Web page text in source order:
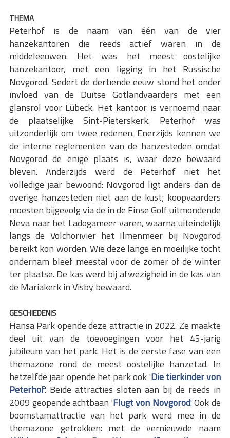
THEMA
Peterhof is de naam van één van de vier
hanzekantoren die reeds actief waren in de
middeleeuwen. Het was het meest oostelijke
hanzekantoor, met een ligging in het Russische
Novgorod. Sedert de dertiende eeuw stond het onder
invloed van de Duitse Gotlandvaarders met een
glansrol voor Lübeck. Het kantoor is vernoemd naar
de plaatselijke Sint-Pieterskerk. Peterhof was
uitzonderlijk om twee redenen. Enerzijds kennen we
de interne reglementen van de hanzesteden omdat
Novgorod de enige plaats is, waar deze bewaard
bleven. Anderzijds werd de Peterhof niet het
volledige jaar bewoond: Novgorod ligt anders dan de
overige hanzesteden niet aan de kust; koopvaarders
moesten bijgevolg via de in de Finse Golf uitmondende
Neva naar het Ladogameer varen, waarna uiteindelijk
langs de Volchorivier het Ilmenmeer bij Novgorod
bereikt kon worden. Wie deze lange en moeilijke tocht
ondernam bleef meestal voor de zomer of de winter
ter plaatse. De kas werd bij afwezigheid in de kas van
de Mariakerk in Visby bewaard.
GESCHIEDENIS
Hansa Park opende deze attractie in 2022. Ze maakte
deel uit van de toevoegingen voor het 45-jarig
jubileum van het park. Het is de eerste fase van een
themazone rond de meest oostelijke hanzetad. In
hetzelfde jaar opende het park ook 'Die tierkinder von
Peterhof'. Beide attracties sloten aan bij de reeds in
2009 geopende achtbaan 'Flugt von Novgorod'. Ook de
boomstamattractie van het park werd mee in de
themazone getrokken: met de vernieuwde naam